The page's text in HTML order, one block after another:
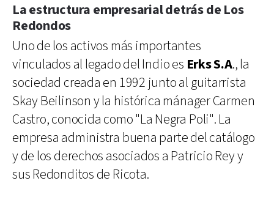
La estructura empresarial detrás de Los
Redondos
Uno de los activos más importantes
vinculados al legado del Indio es Erks S.A., la
sociedad creada en 1992 junto al guitarrista
Skay Beilinson y la histórica mánager Carmen
Castro, conocida como "La Negra Poli". La
empresa administra buena parte del catálogo
y de los derechos asociados a Patricio Rey y
sus Redonditos de Ricota.